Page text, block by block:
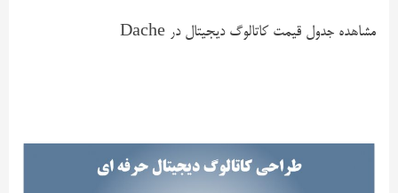
مشاهده جدول قیمت کاتالوگ دیجیتال در Dache